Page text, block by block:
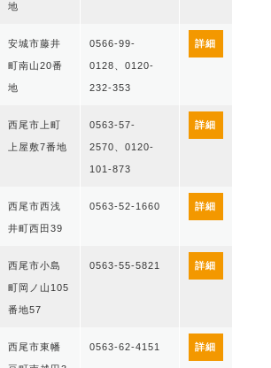
地
安城市藤井
町南山20番
地
0566-99-
0128、0120-
232-353
詳細
西尾市上町
上屋敷7番地
0563-57-
2570、0120-
101-873
詳細
西尾市西浅
井町西田39
0563-52-1660 詳細
西尾市小島
町岡ノ山105
番地57
0563-55-5821 詳細
西尾市東幡 0563-62-4151 詳細